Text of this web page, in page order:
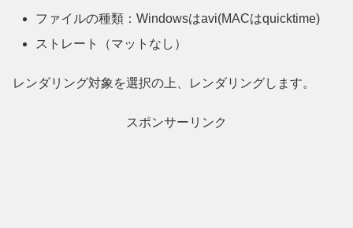
ファイルの種類：Windowsはavi(MACはquicktime)
ストレート（マットなし）
レンダリング対象を選択の上、レンダリングします。
スポンサーリンク